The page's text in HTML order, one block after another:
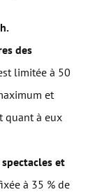
des
limitée à 50
et
quant à eux
et
à 35 % de